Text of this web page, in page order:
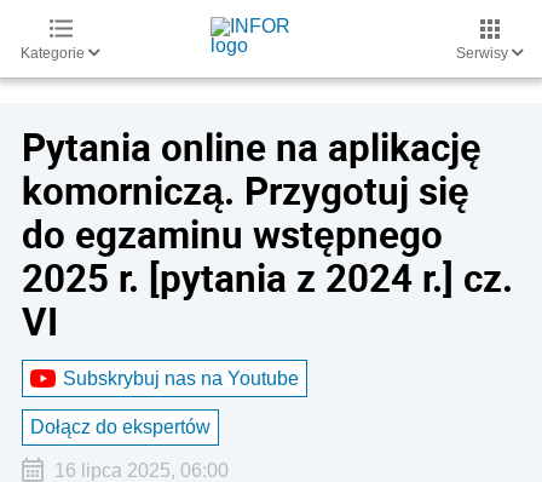
Kategorie Serwisy
Pytania online na aplikację
komorniczą. Przygotuj się
do egzaminu wstępnego
2025 r. [pytania z 2024 r.] cz.
VI
Subskrybuj nas na Youtube
Dołącz do ekspertów
16 lipca 2025, 06:00